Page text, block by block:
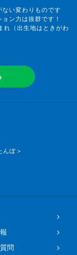
ない変わりものです
ン力は抜群です！
れ（出生地はときがわ
ぽ＞
問